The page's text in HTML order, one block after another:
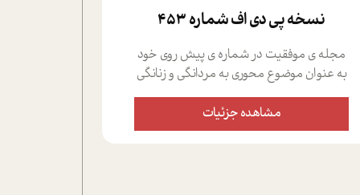
نسخه پي دي اف شماره 453
مجله ی موفقیت در شماره ی پیش روی خود
به عنوان موضوع محوری به مردانگی و زنانگی
سمی پرداخته است؛ علاوه بر این که؛ گفت و
گویی اختصاصی داشته ایم با فردین علیخواه،
جامعه شناس در بخش های مختلف تلاش
مشاهده جزئیات